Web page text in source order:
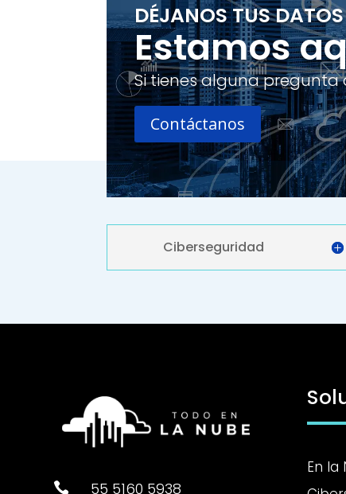
DÉJANOS TUS DATOS
Estamos
Si tienes alguna
Contáctanos
Ciberseguridad
 55 5160 5938
En la